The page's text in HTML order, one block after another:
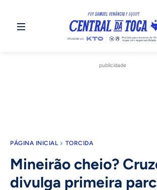
publicidade
PÁGINA INICIAL TORCIDA
Mineirão cheio?
divulga primeira